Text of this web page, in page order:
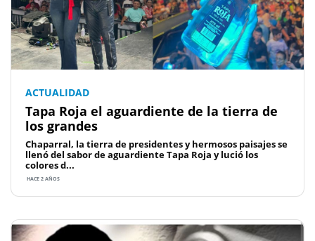
ACTUALIDAD
Tapa Roja el aguardiente de la tierra de
los grandes
Chaparral, la tierra de presidentes y hermosos paisajes se
llenó del sabor de aguardiente Tapa Roja y lució los
colores d...
HACE 2 AÑOS